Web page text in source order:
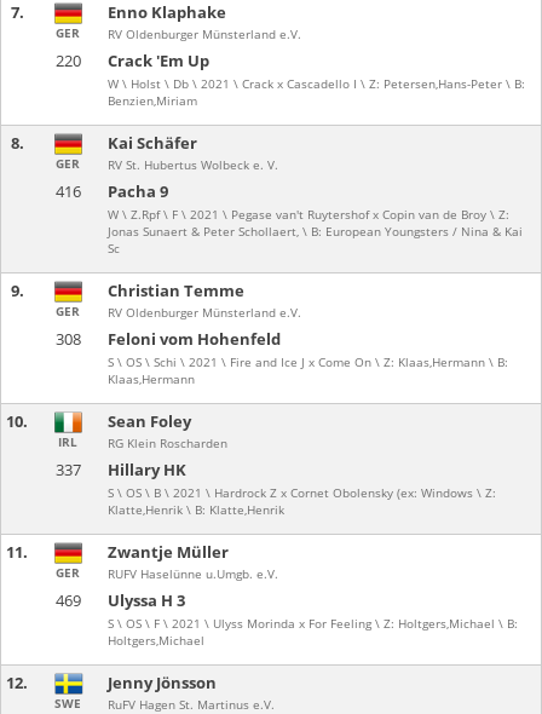
7.
220 Crack 'Em Up
W \ Holst \ Db \ 2021 \ Crack x Cascadello I \ Z: Petersen,Hans-Peter \ B:
Benzien,Miriam
GER
Enno Klaphake
RV Oldenburger Münsterland e.V.
8.
416 Pacha 9
W \ Z.Rpf \ F \ 2021 \ Pegase van't Ruytershof x Copin van de Broy \ Z:
Jonas Sunaert & Peter Schollaert, \ B: European Youngsters / Nina & Kai
Sc
GER
Kai Schäfer
RV St. Hubertus Wolbeck e. V.
9.
308 Feloni vom Hohenfeld
S \ OS \ Schi \ 2021 \ Fire and Ice J x Come On \ Z: Klaas,Hermann \ B:
Klaas,Hermann
GER
Christian Temme
RV Oldenburger Münsterland e.V.
10.
337 Hillary HK
S \ OS \ B \ 2021 \ Hardrock Z x Cornet Obolensky (ex: Windows \ Z:
Klatte,Henrik \ B: Klatte,Henrik
IRL
Sean Foley
RG Klein Roscharden
11.
469 Ulyssa H 3
S \ OS \ F \ 2021 \ Ulyss Morinda x For Feeling \ Z: Holtgers,Michael \ B:
Holtgers,Michael
GER
Zwantje Müller
RUFV Haselünne u.Umgb. e.V.
12.
SWE
Jenny Jönsson
RuFV Hagen St. Martinus e.V.